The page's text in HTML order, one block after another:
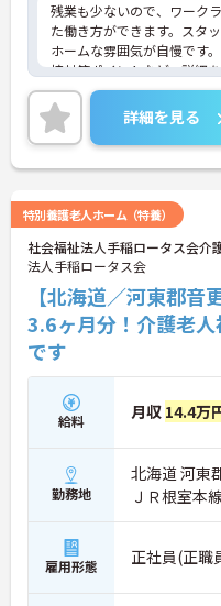
残業も少ないので、ワーク
た働き方ができます。スタ
ホームな雰囲気が自慢です
接対策ポイントなど、詳細
お気軽にご相談ください。
詳細を見る
特別養護老人ホーム（特養）
社会福祉法人手稲ロータス会介
法人手稲ロータス会
【北海道／河東郡
3.6ヶ月分！介護老
です
給料 月収 14.4万
勤務地
北海道 河東
ＪＲ根室本
雇用形態 正社員(正職